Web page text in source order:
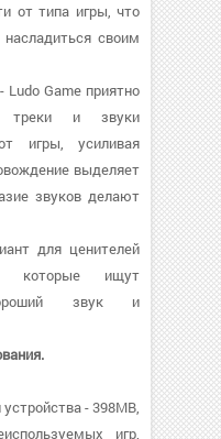
от типа игры, что
своим
Ludo Game приятно
треки и звуки
игры, усиливая
выделяет
звуков делают
для ценителей
которые ищут
звук и
- 398MB,
игр,